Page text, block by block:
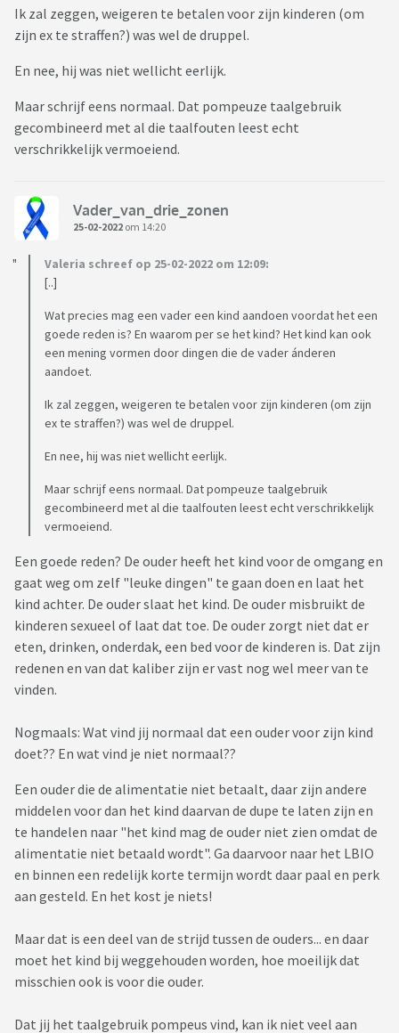
Ik zal zeggen, weigeren te betalen voor zijn kinderen (om
zijn ex te straffen?) was wel de druppel.
En nee, hij was niet wellicht eerlijk.
Maar schrijf eens normaal. Dat pompeuze taalgebruik
gecombineerd met al die taalfouten leest echt
verschrikkelijk vermoeiend.
Vader_van_drie_zonen
25-02-2022 om 14:20
Valeria schreef op 25-02-2022 om 12:09:
[..]
Wat precies mag een vader een kind aandoen voordat het een
goede reden is? En waarom per se het kind? Het kind kan ook
een mening vormen door dingen die de vader ánderen
aandoet.
Ik zal zeggen, weigeren te betalen voor zijn kinderen (om zijn
ex te straffen?) was wel de druppel.
En nee, hij was niet wellicht eerlijk.
Maar schrijf eens normaal. Dat pompeuze taalgebruik
gecombineerd met al die taalfouten leest echt verschrikkelijk
vermoeiend.
Een goede reden? De ouder heeft het kind voor de omgang en
gaat weg om zelf "leuke dingen" te gaan doen en laat het
kind achter. De ouder slaat het kind. De ouder misbruikt de
kinderen sexueel of laat dat toe. De ouder zorgt niet dat er
eten, drinken, onderdak, een bed voor de kinderen is. Dat zijn
redenen en van dat kaliber zijn er vast nog wel meer van te
vinden.
Nogmaals: Wat vind jij normaal dat een ouder voor zijn kind
doet?? En wat vind je niet normaal??
Een ouder die de alimentatie niet betaalt, daar zijn andere
middelen voor dan het kind daarvan de dupe te laten zijn en
te handelen naar "het kind mag de ouder niet zien omdat de
alimentatie niet betaald wordt". Ga daarvoor naar het LBIO
en binnen een redelijk korte termijn wordt daar paal en perk
aan gesteld. En het kost je niets!
Maar dat is een deel van de strijd tussen de ouders... en daar
moet het kind bij weggehouden worden, hoe moeilijk dat
misschien ook is voor die ouder.
Dat jij het taalgebruik pompeus vind, kan ik niet veel aan